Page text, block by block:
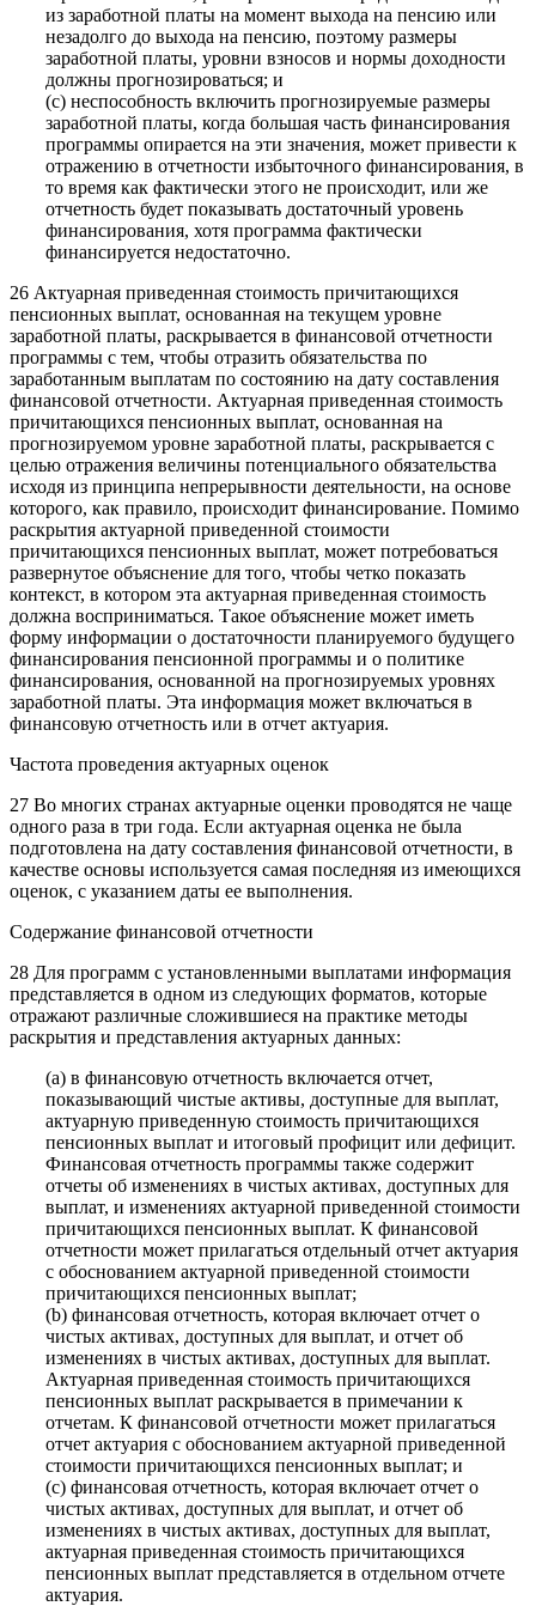
из заработной платы на момент выхода на пенсию или
незадолго до выхода на пенсию, поэтому размеры
заработной платы, уровни взносов и нормы доходности
должны прогнозироваться; и
(c) неспособность включить прогнозируемые размеры
заработной платы, когда большая часть финансирования
программы опирается на эти значения, может привести к
отражению в отчетности избыточного финансирования, в
то время как фактически этого не происходит, или же
отчетность будет показывать достаточный уровень
финансирования, хотя программа фактически
финансируется недостаточно.
26 Актуарная приведенная стоимость причитающихся
пенсионных выплат, основанная на текущем уровне
заработной платы, раскрывается в финансовой отчетности
программы с тем, чтобы отразить обязательства по
заработанным выплатам по состоянию на дату составления
финансовой отчетности. Актуарная приведенная стоимость
причитающихся пенсионных выплат, основанная на
прогнозируемом уровне заработной платы, раскрывается с
целью отражения величины потенциального обязательства
исходя из принципа непрерывности деятельности, на основе
которого, как правило, происходит финансирование. Помимо
раскрытия актуарной приведенной стоимости
причитающихся пенсионных выплат, может потребоваться
развернутое объяснение для того, чтобы четко показать
контекст, в котором эта актуарная приведенная стоимость
должна восприниматься. Такое объяснение может иметь
форму информации о достаточности планируемого будущего
финансирования пенсионной программы и о политике
финансирования, основанной на прогнозируемых уровнях
заработной платы. Эта информация может включаться в
финансовую отчетность или в отчет актуария.
Частота проведения актуарных оценок
27 Во многих странах актуарные оценки проводятся не чаще
одного раза в три года. Если актуарная оценка не была
подготовлена на дату составления финансовой отчетности, в
качестве основы используется самая последняя из имеющихся
оценок, с указанием даты ее выполнения.
Содержание финансовой отчетности
28 Для программ с установленными выплатами информация
представляется в одном из следующих форматов, которые
отражают различные сложившиеся на практике методы
раскрытия и представления актуарных данных:
(a) в финансовую отчетность включается отчет,
показывающий чистые активы, доступные для выплат,
актуарную приведенную стоимость причитающихся
пенсионных выплат и итоговый профицит или дефицит.
Финансовая отчетность программы также содержит
отчеты об изменениях в чистых активах, доступных для
выплат, и изменениях актуарной приведенной стоимости
причитающихся пенсионных выплат. К финансовой
отчетности может прилагаться отдельный отчет актуария
с обоснованием актуарной приведенной стоимости
причитающихся пенсионных выплат;
(b) финансовая отчетность, которая включает отчет о
чистых активах, доступных для выплат, и отчет об
изменениях в чистых активах, доступных для выплат.
Актуарная приведенная стоимость причитающихся
пенсионных выплат раскрывается в примечании к
отчетам. К финансовой отчетности может прилагаться
отчет актуария с обоснованием актуарной приведенной
стоимости причитающихся пенсионных выплат; и
(c) финансовая отчетность, которая включает отчет о
чистых активах, доступных для выплат, и отчет об
изменениях в чистых активах, доступных для выплат,
актуарная приведенная стоимость причитающихся
пенсионных выплат представляется в отдельном отчете
актуария.